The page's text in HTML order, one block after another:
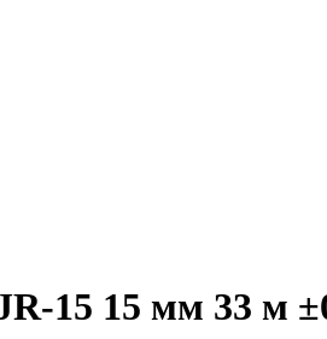
15 15 мм 33 м